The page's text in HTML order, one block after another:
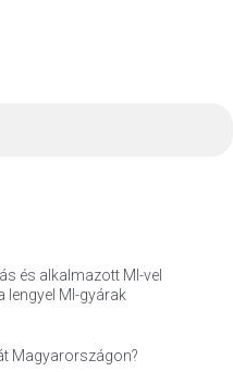
és alkalmazott MI-vel
lengyel MI-gyárak
Magyarországon?